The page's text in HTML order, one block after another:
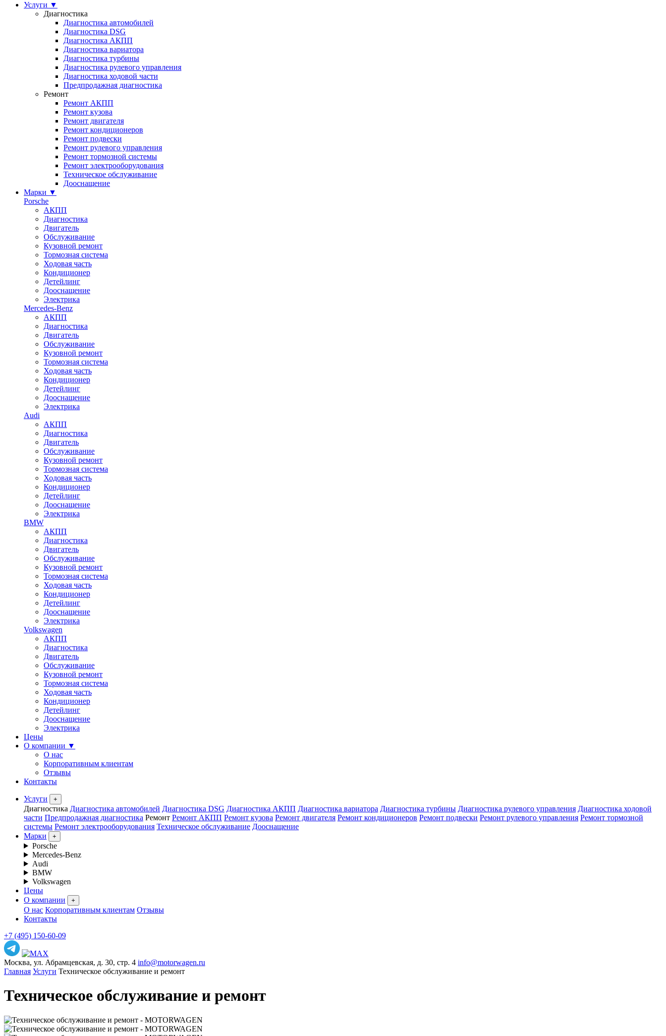
Услуги ▼
Диагностика
Диагностика автомобилей
Диагностика DSG
Диагностика АКПП
Диагностика вариатора
Диагностика турбины
Диагностика рулевого управления
Диагностика ходовой части
Предпродажная диагностика
Ремонт
Ремонт АКПП
Ремонт кузова
Ремонт двигателя
Ремонт кондиционеров
Ремонт подвески
Ремонт рулевого управления
Ремонт тормозной системы
Ремонт электрооборудования
Техническое обслуживание
Дооснащение
Марки ▼
Porsche
АКПП
Диагностика
Двигатель
Обслуживание
Кузовной ремонт
Тормозная система
Ходовая часть
Кондиционер
Детейлинг
Дооснащение
Электрика
Mercedes-Benz
АКПП
Диагностика
Двигатель
Обслуживание
Кузовной ремонт
Тормозная система
Ходовая часть
Кондиционер
Детейлинг
Дооснащение
Электрика
Audi
АКПП
Диагностика
Двигатель
Обслуживание
Кузовной ремонт
Тормозная система
Ходовая часть
Кондиционер
Детейлинг
Дооснащение
Электрика
BMW
АКПП
Диагностика
Двигатель
Обслуживание
Кузовной ремонт
Тормозная система
Ходовая часть
Кондиционер
Детейлинг
Дооснащение
Электрика
Volkswagen
АКПП
Диагностика
Двигатель
Обслуживание
Кузовной ремонт
Тормозная система
Ходовая часть
Кондиционер
Детейлинг
Дооснащение
Электрика
Цены
О компании ▼
О нас
Корпоративным клиентам
Отзывы
Контакты
Услуги +
Диагностика Диагностика автомобилей Диагностика DSG Диагностика АКПП Диагностика вариатора Диагностика турбины Диагностика рулевого управления Диагностика ходовой
части Предпродажная диагностика Ремонт Ремонт АКПП Ремонт кузова Ремонт двигателя Ремонт кондиционеров Ремонт подвески Ремонт рулевого управления Ремонт тормозной
системы Ремонт электрооборудования Техническое обслуживание Дооснащение
Марки
+
Porsche
Mercedes-Benz
Audi
BMW
Volkswagen
Цены
О компании
+
О нас Корпоративным клиентам Отзывы
Контакты
+7 (495) 150-60-09
Москва, ул. Абрамцевская, д. 30, стр. 4 info@motorwagen.ru
Главная Услуги Техническое обслуживание и ремонт
Техническое обслуживание и ремонт